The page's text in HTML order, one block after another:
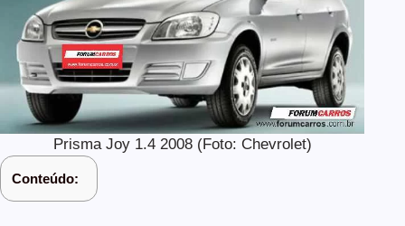
Prisma Joy 1.4 2008 (Foto: Chevrolet)
Conteúdo: